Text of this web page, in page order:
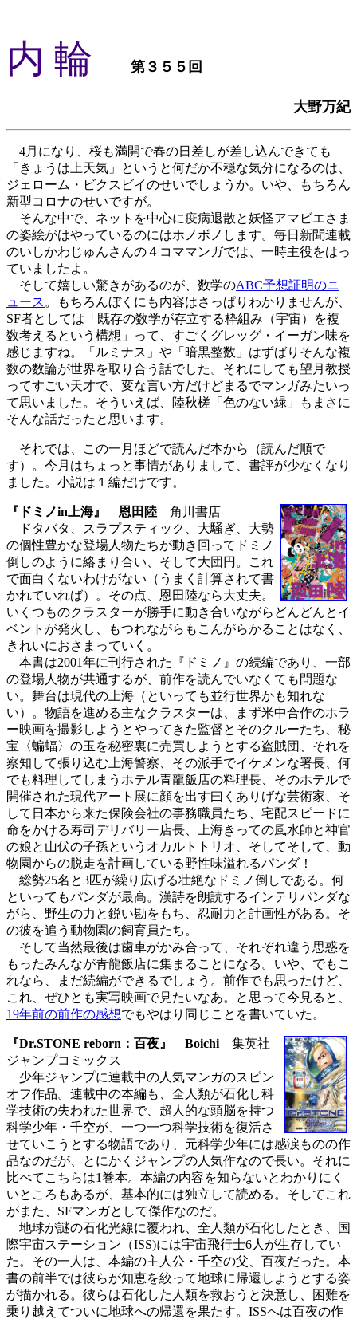
内 輪 第３５５回
大野万紀
4月になり、桜も満開で春の日差しが差し込んできても
「きょうは上天気」というと何だか不穏な気分になるのは、
ジェローム・ビクスビイのせいでしょうか。いや、もちろん
新型コロナのせいですが。
そんな中で、ネットを中心に疫病退散と妖怪アマビエさま
の姿絵がはやっているのにはホノボノします。毎日新聞連載
のいしかわじゅんさんの４コママンガでは、一時主役をはっ
ていましたよ。
そして嬉しい驚きがあるのが、数学のABC予想証明のニ
ュース 。もちろんぼくにも内容はさっぱりわかりませんが、
SF者としては「既存の数学が存立する枠組み（宇宙）を複
数考えるという構想」って、すごくグレッグ・イーガン味を
感じますね。「ルミナス」や「暗黒整数」はずばりそんな複
数の数論が世界を取り合う話でした。それにしても望月教授
ってすごい天才で、変な言い方だけどまるでマンガみたいっ
て思いました。そういえば、陸秋槎「色のない緑」もまさに
そんな話だったと思います。
それでは、この一月ほどで読んだ本から（読んだ順で
す）。今月はちょっと事情がありまして、書評が少なくなり
ました。小説は１編だけです。
『ドミノin上海』 恩田陸 角川書店
ドタバタ、スラプスティック、大騒ぎ、大勢
の個性豊かな登場人物たちが動き回ってドミノ
倒しのように絡まり合い、そして大団円。これ
で面白くないわけがない（うまく計算されて書
かれていれば）。その点、恩田陸なら大丈夫。
いくつものクラスターが勝手に動き合いながらどんどんとイ
ベントが発火し、もつれながらもこんがらかることはなく、
きれいにおさまっていく。
本書は2001年に刊行された『ドミノ』の続編であり、一部
の登場人物が共通するが、前作を読んでいなくても問題な
い。舞台は現代の上海（といっても並行世界かも知れな
い）。物語を進める主なクラスターは、まず米中合作のホラ
ー映画を撮影しようとやってきた監督とそのクルーたち、秘
宝〈蝙蝠〉の玉を秘密裏に売買しようとする盗賊団、それを
察知して張り込む上海警察、その派手でイケメンな署長、何
でも料理してしまうホテル青龍飯店の料理長、そのホテルで
開催された現代アート展に顔を出す曰くありげな芸術家、そ
して日本から来た保険会社の事務職員たち、宅配スピードに
命をかける寿司デリバリー店長、上海きっての風水師と神官
の娘と山伏の子孫というオカルトトリオ、そしてそして、動
物園からの脱走を計画している野性味溢れるパンダ！
総勢25名と3匹が繰り広げる壮絶なドミノ倒しである。何
といってもパンダが最高。漢詩を朗読するインテリパンダな
がら、野生の力と鋭い勘をもち、忍耐力と計画性がある。そ
の彼を追う動物園の飼育員たち。
そして当然最後は歯車がかみ合って、それぞれ違う思惑を
もったみんなが青龍飯店に集まることになる。いや、でもこ
れなら、まだ続編ができるでしょう。前作でも思ったけど、
これ、ぜひとも実写映画で見たいなあ。と思って今見ると、
19年前の前作の感想でもやはり同じことを書いていた。
『Dr.STONE reborn：百夜』 Boichi 集英社
ジャンプコミックス
少年ジャンプに連載中の人気マンガのスピン
オフ作品。連載中の本編も、全人類が石化し科
学技術の失われた世界で、超人的な頭脳を持つ
科学少年・千空が、一つ一つ科学技術を復活さ
せていこうとする物語であり、元科学少年には感涙ものの作
品なのだが、とにかくジャンプの人気作なので長い。それに
比べてこちらは1巻本。本編の内容を知らないとわかりにく
いところもあるが、基本的には独立して読める。そしてこれ
がまた、SFマンガとして傑作なのだ。
地球が謎の石化光線に覆われ、全人類が石化したとき、国
際宇宙ステーション（ISS)には宇宙飛行士6人が生存してい
た。その一人は、本編の主人公・千空の父、百夜だった。本
書の前半では彼らが知恵を絞って地球に帰還しようとする姿
が描かれる。彼らは石化した人類を救おうと決意し、困難を
乗り越えてついに地球への帰還を果たす。ISSへは百夜の作